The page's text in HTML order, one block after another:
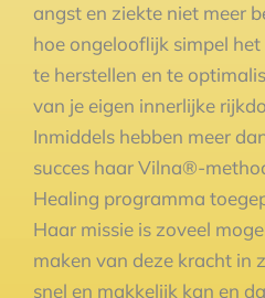
angst en ziekte niet meer
hoe ongelooflijk simpel
te herstellen en te
van je eigen innerlijke
Inmiddels hebben meer
succes haar Vilna®️-
Healing programma
Haar missie is zoveel
maken van deze kracht in
snel en makkelijk kan en